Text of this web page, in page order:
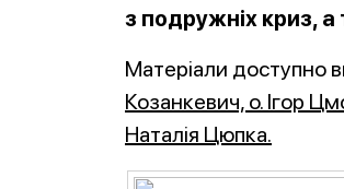
з подружніх криз,
Матеріали доступно
Козанкевич, о. Ігор
Наталія Цюпка.